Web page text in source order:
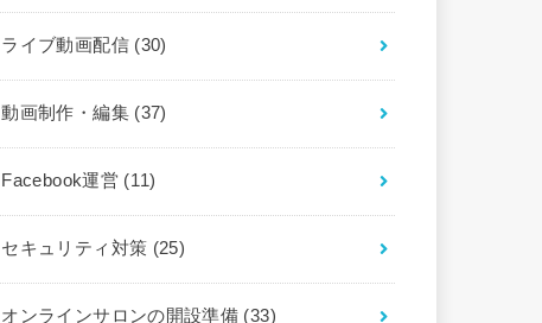
ライブ動画配信 (30)
動画制作・編集 (37)
Facebook運営 (11)
セキュリティ対策 (25)
オンラインサロンの開設準備 (33)